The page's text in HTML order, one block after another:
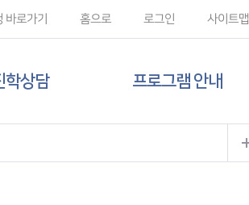
로가기 홈으로 로그인 사이트맵
학상담 프로그램 안내